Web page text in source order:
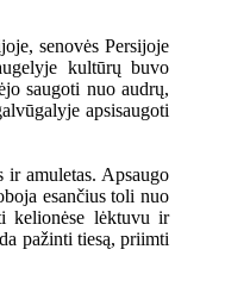
senovės Persijoje
kultūrų buvo
saugoti nuo audrų,
apsisaugoti
ir amuletas. Apsaugo
esančius toli nuo
kelionėse lėktuvu ir
pažinti tiesą, priimti